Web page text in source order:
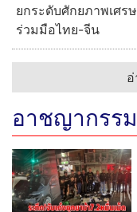
ยกระดับศักยภาพเศร
ร่วมมือไทย-จีน
อาชญากรรม